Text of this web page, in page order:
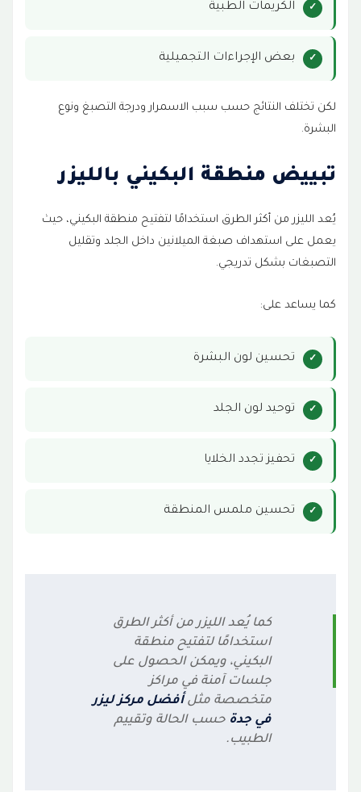
الكريمات الطبية
بعض الإجراءات التجميلية
لكن تختلف النتائج حسب سبب الاسمرار ودرجة التصبغ ونوع
البشرة.
تبييض منطقة البكيني بالليزر
يُعد الليزر من أكثر الطرق استخدامًا لتفتيح منطقة البكيني، حيث
يعمل على استهداف صبغة الميلانين داخل الجلد وتقليل
التصبغات بشكل تدريجي.
كما يساعد على:
تحسين لون البشرة
توحيد لون الجلد
تحفيز تجدد الخلايا
تحسين ملمس المنطقة
كما يُعد الليزر من أكثر الطرق
استخدامًا لتفتيح منطقة
البكيني، ويمكن الحصول على
جلسات آمنة في مراكز
متخصصة مثلأفضل مركز ليزر
في جدة حسب الحالة وتقييم
الطبيب.